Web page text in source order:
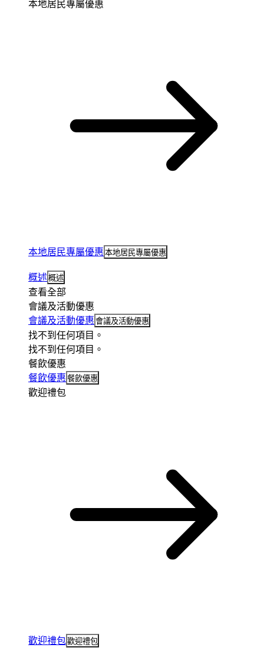
本地居民專屬優惠
本地居民專屬優惠 本地居民專屬優惠
概述概述
查看全部
會議及活動優惠
會議及活動優惠 會議及活動優惠
找不到任何項目。
找不到任何項目。
餐飲優惠
餐飲優惠 餐飲優惠
歡迎禮包
歡迎禮包歡迎禮包